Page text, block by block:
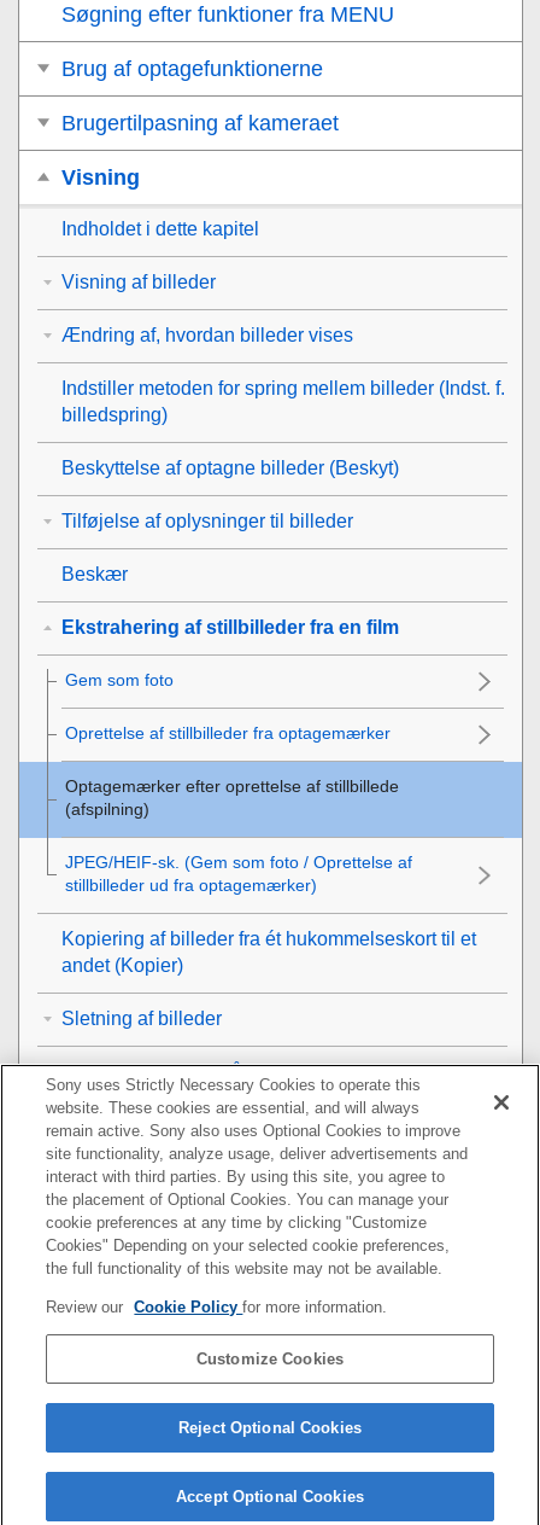
Søgning efter funktioner fra MENU
Brug af optagefunktionerne
Brugertilpasning af kameraet
Visning
Indholdet i dette kapitel
Visning af billeder
Ændring af, hvordan billeder vises
Indstiller metoden for spring mellem billeder ( Indst. f.
billedspring)
Beskyttelse af optagne billeder (Beskyt)
Tilføjelse af oplysninger til billeder
Beskær
Ekstrahering af stillbilleder fra en film
Gem som foto
Oprettelse af stillbilleder fra optagemærker
Optagemærker efter oprettelse af stillbillede
(afspilning)
JPEG/HEIF-sk. (Gem som foto / Oprettelse af
stillbilleder ud fra optagemærker)
Kopiering af billeder fra ét hukommelseskort til et
andet (Kopier)
Sletning af billeder
Visning af billeder på et tv
Ændring af kameraindstillingerne
Funktioner, der er til rådighed med en
smartphone
Brug af en computer
Sådan bruger du cloudtjenesten
Hvis du får problemer
Sony uses Strictly Necessary Cookies to operate this
website. These cookies are essential, and will always
remain active. Sony also uses Optional Cookies to improve
site functionality, analyze usage, deliver advertisements and
interact with third parties. By using this site, you agree to
the placement of Optional Cookies. You can manage your
cookie preferences at any time by clicking "Customize
Cookies" Depending on your selected cookie preferences,
the full functionality of this website may not be available.
Review our Cookie Policyfor more information.
Customize Cookies
Reject Optional Cookies
Accept Optional Cookies